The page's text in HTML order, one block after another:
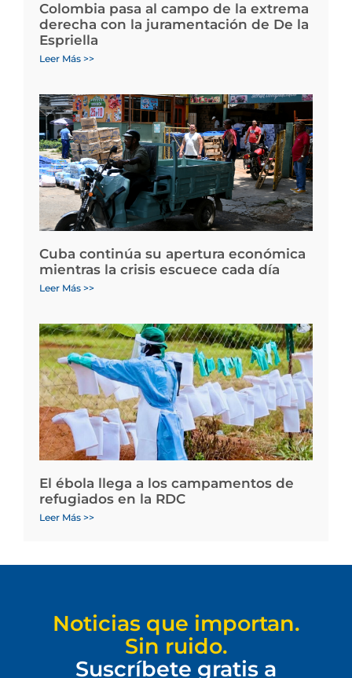
Colombia pasa al campo de la extrema
derecha con la juramentación de De la
Espriella
Leer Más >>
Cuba continúa su apertura económica
mientras la crisis escuece cada día
Leer Más >>
El ébola llega a los campamentos de
refugiados en la RDC
Leer Más >>
Noticias que importan.
Sin ruido.
Suscríbete gratis a